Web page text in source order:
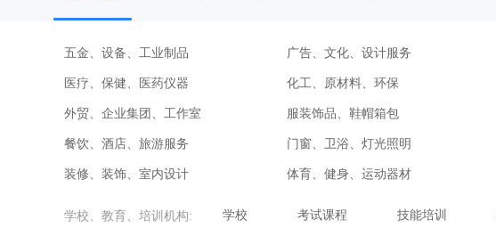
五金、设备、工业制品 广告、文化、设计服务
医疗、保健、医药仪器 化工、原材料、环保
外贸、企业集团、工作室 服装饰品、鞋帽箱包
餐饮、酒店、旅游服务 门窗、卫浴、灯光照明
装修、装饰、室内设计 体育、健身、运动器材
学校、教育、培训机构: 学校 考试课程 技能培训